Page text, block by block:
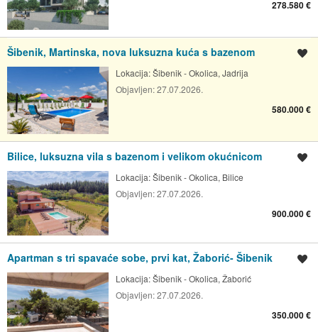
278.580 €
Šibenik, Martinska, nova luksuzna kuća s bazenom
Lokacija:Šibenik - Okolica, Jadrija
Objavljen:27.07.2026.
580.000 €
Bilice, luksuzna vila s bazenom i velikom okućnicom
Lokacija:Šibenik - Okolica, Bilice
Objavljen:27.07.2026.
900.000 €
Apartman s tri spavaće sobe, prvi kat, Žaborić- Šibenik
Lokacija:Šibenik - Okolica, Žaborić
Objavljen:27.07.2026.
350.000 €